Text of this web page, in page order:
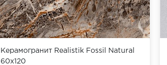
Керамогранит Realistik Fossil Natural
60х120